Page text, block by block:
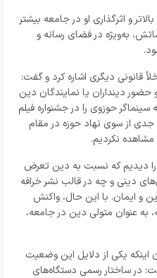
و اثرگذاری او در جامعه بیشتر
به‌ویژه در فضای رسانه و
قانونی دیگری اشاره کرد و گفت:
دینداران یا نمایندگان دین
حوزوی را در جشنواره فیلم
از سوی نهاد حوزه در مقام
نکردیم.
را دیدیم که نسبت به دین تعرض
دینی و چه در قالب نشر خرافه
و ایمان. با این حال، واکنش
عنوان متولی دین در جامعه،
اینکه یکی از دلایل این وضعیت
در ساختار رسمی دستگاه‌های